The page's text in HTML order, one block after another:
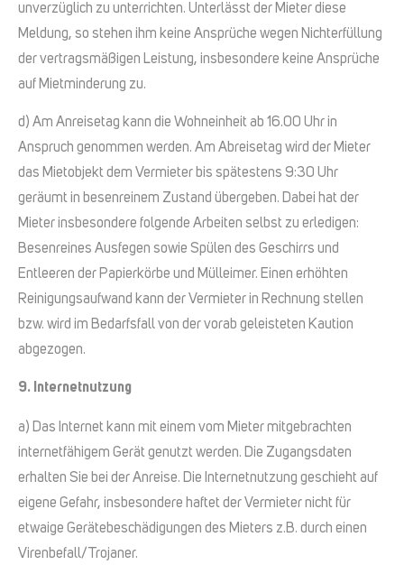
unverzüglich zu unterrichten. Unterlässt der Mieter diese
Meldung, so stehen ihm keine Ansprüche wegen Nichterfüllung
der vertragsmäßigen Leistung, insbesondere keine Ansprüche
auf Mietminderung zu.
d) Am Anreisetag kann die Wohneinheit ab 16.00 Uhr in
Anspruch genommen werden. Am Abreisetag wird der Mieter
das Mietobjekt dem Vermieter bis spätestens 9:30 Uhr
geräumt in besenreinem Zustand übergeben. Dabei hat der
Mieter insbesondere folgende Arbeiten selbst zu erledigen:
Besenreines Ausfegen sowie Spülen des Geschirrs und
Entleeren der Papierkörbe und Mülleimer. Einen erhöhten
Reinigungsaufwand kann der Vermieter in Rechnung stellen
bzw. wird im Bedarfsfall von der vorab geleisteten Kaution
abgezogen.
9. Internetnutzung
a) Das Internet kann mit einem vom Mieter mitgebrachten
internetfähigem Gerät genutzt werden. Die Zugangsdaten
erhalten Sie bei der Anreise. Die Internetnutzung geschieht auf
eigene Gefahr, insbesondere haftet der Vermieter nicht für
etwaige Gerätebeschädigungen des Mieters z.B. durch einen
Virenbefall/Trojaner.